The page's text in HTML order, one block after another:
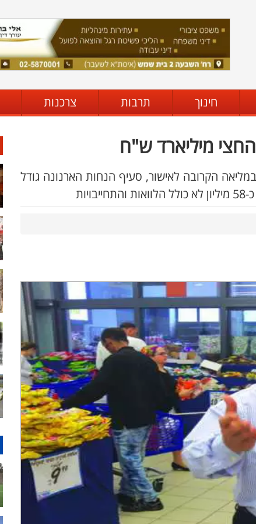
חינוך תרבות צרכנות
מיליארד ש"ח
במליאה הקרובה לאישור, סעיף הנחות הארנונה גודל